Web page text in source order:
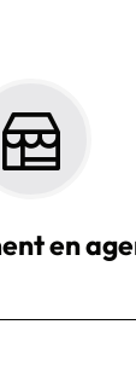
en